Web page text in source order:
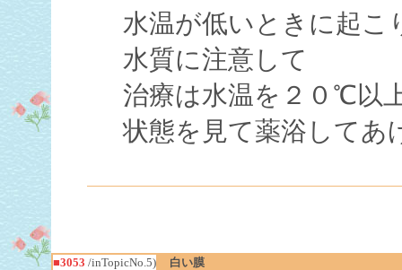
水温が低いときに起こ
水質に注意して
治療は水温を２０℃以
状態を見て薬浴してあ
■3053 /inTopicNo.5) 白い膜